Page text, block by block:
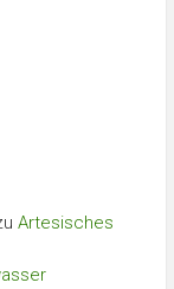
Artesisches